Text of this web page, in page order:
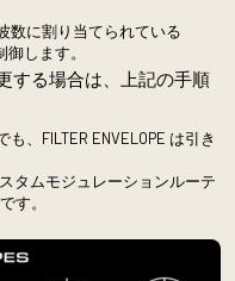
数に割り当てられている
します。
する場合は、上記の手順
、FILTER ENVELOPE は引き
タムモジュレーションルーテ
す。